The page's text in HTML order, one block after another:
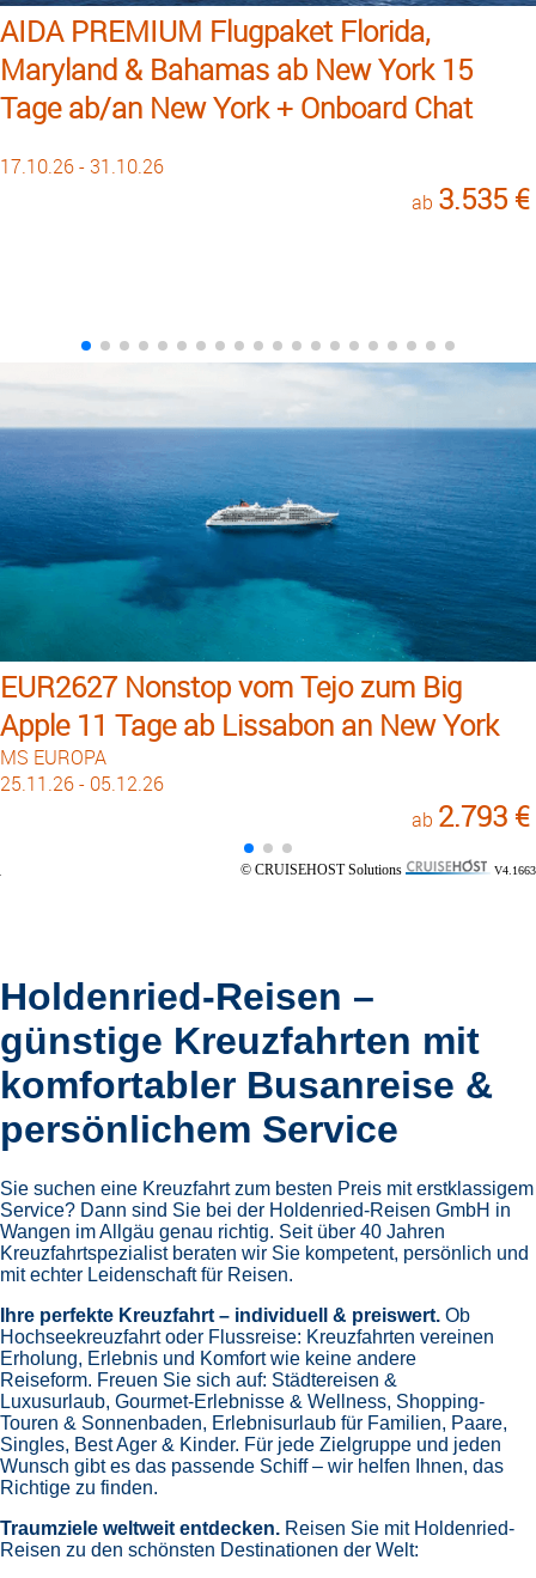
AIDA PREMIUM Flugpaket Florida,
Maryland & Bahamas ab New York 15
Tage ab/an New York + Onboard Chat
17.10.26 - 31.10.26
ab 3.535 €
EUR2627 Nonstop vom Tejo zum Big
Apple 11 Tage ab Lissabon an New York
MS EUROPA
25.11.26 - 05.12.26
ab 2.793 €
© CRUISEHOST Solutions V4.1663
Holdenried-Reisen –
günstige Kreuzfahrten mit
komfortabler Busanreise &
persönlichem Service
Sie suchen eine Kreuzfahrt zum besten Preis mit erstklassigem
Service? Dann sind Sie bei der Holdenried-Reisen GmbH in
Wangen im Allgäu genau richtig. Seit über 40 Jahren
Kreuzfahrtspezialist beraten wir Sie kompetent, persönlich und
mit echter Leidenschaft für Reisen.
Ihre perfekte Kreuzfahrt – individuell & preiswert. Ob
Hochseekreuzfahrt oder Flussreise: Kreuzfahrten vereinen
Erholung, Erlebnis und Komfort wie keine andere
Reiseform. Freuen Sie sich auf: Städtereisen &
Luxusurlaub, Gourmet-Erlebnisse & Wellness, Shopping-
Touren & Sonnenbaden, Erlebnisurlaub für Familien, Paare,
Singles, Best Ager & Kinder. Für jede Zielgruppe und jeden
Wunsch gibt es das passende Schiff – wir helfen Ihnen, das
Richtige zu finden.
Traumziele weltweit entdecken. Reisen Sie mit Holdenried-
Reisen zu den schönsten Destinationen der Welt: